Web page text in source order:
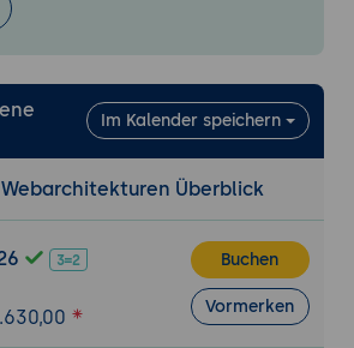
Deployment in modernen
und Best Practices
gängige Architekturmuster
Serverless)
für die Architektur
Praxisbeispiele
von Fallstudien und
Im Kalender speichern
Überblick
Buchen
Vormerken